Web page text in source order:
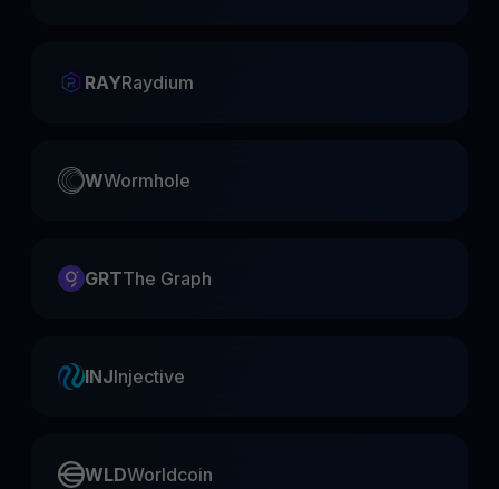
RAYRaydium
WWormhole
GRTThe Graph
INJInjective
WLDWorldcoin